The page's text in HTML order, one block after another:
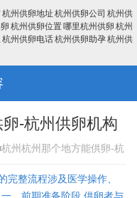
杭州供卵地址 杭州供卵公司 杭州供
杭州供卵位置哪里杭州供卵 杭州
杭州供卵电话杭州供卵助孕杭州供
-杭州供卵机构
杭州杭州那个地方能供卵-杭
完整流程涉及医学操作、